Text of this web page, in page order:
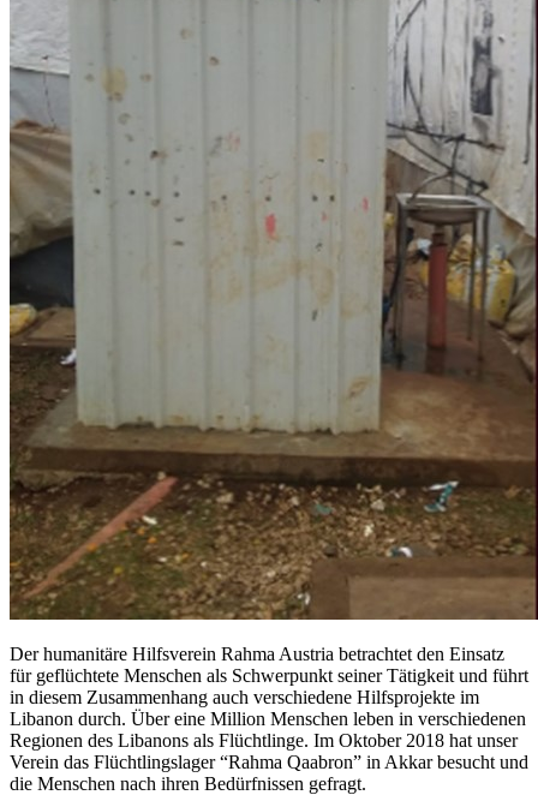
Der humanitäre Hilfsverein Rahma Austria betrachtet den Einsatz
für geflüchtete Menschen als Schwerpunkt seiner Tätigkeit und führt
in diesem Zusammenhang auch verschiedene Hilfsprojekte im
Libanon durch. Über eine Million Menschen leben in verschiedenen
Regionen des Libanons als Flüchtlinge. Im Oktober 2018 hat unser
Verein das Flüchtlingslager “Rahma Qaabron” in Akkar besucht und
die Menschen nach ihren Bedürfnissen gefragt.